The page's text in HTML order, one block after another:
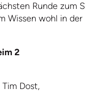
Runde zum
Wissen wohl in
2
Dost,